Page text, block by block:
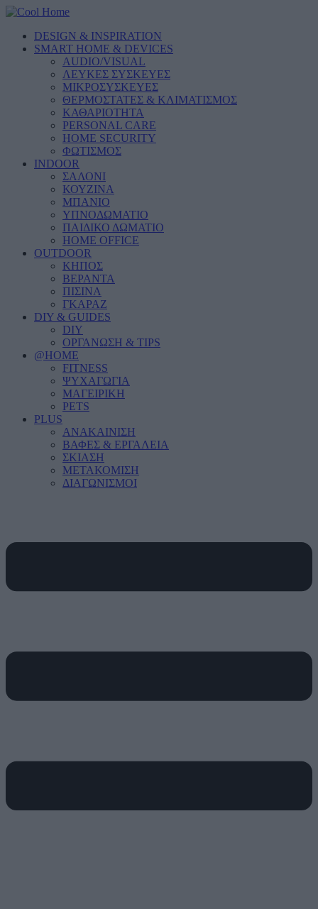
DESIGN & INSPIRATION
SMART HOME & DEVICES
AUDIO/VISUAL
ΛΕΥΚΕΣ ΣΥΣΚΕΥΕΣ
ΜΙΚΡΟΣΥΣΚΕΥΕΣ
ΘΕΡΜΟΣΤΑΤΕΣ & ΚΛΙΜΑΤΙΣΜΟΣ
ΚΑΘΑΡΙΟΤΗΤΑ
PERSONAL CARE
HOME SECURITY
ΦΩΤΙΣΜΟΣ
INDOOR
ΣΑΛΟΝΙ
ΚΟΥΖΙΝΑ
ΜΠΑΝΙΟ
ΥΠΝΟΔΩΜΑΤΙΟ
ΠΑΙΔΙΚΟ ΔΩΜΑΤΙΟ
HOME OFFICE
OUTDOOR
ΚΗΠΟΣ
ΒΕΡΑΝΤΑ
ΠΙΣΙΝΑ
ΓΚΑΡΑΖ
DIY & GUIDES
DIY
ΟΡΓΑΝΩΣΗ & TIPS
@HOME
FITNESS
ΨΥΧΑΓΩΓΙΑ
ΜΑΓΕΙΡΙΚΗ
PETS
PLUS
ΑΝΑΚΑΙΝΙΣΗ
ΒΑΦΕΣ & ΕΡΓΑΛΕΙΑ
ΣΚΙΑΣΗ
ΜΕΤΑΚΟΜΙΣΗ
ΔΙΑΓΩΝΙΣΜΟΙ